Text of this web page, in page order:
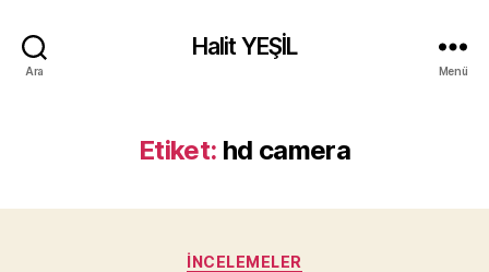
Ara
Halit YEŞİL
Menü
Etiket: hd camera
Kategoriler
İNCELEMELER